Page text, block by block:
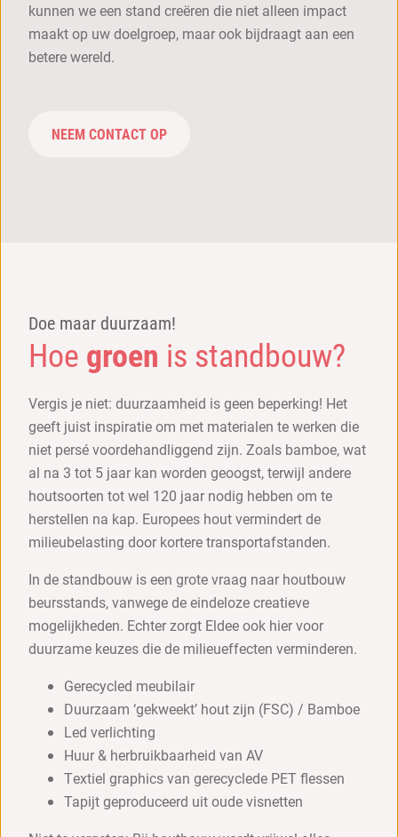
kunnen we een stand creëren die niet alleen impact
maakt op uw doelgroep, maar ook bijdraagt aan een
betere wereld.
NEEM CONTACT OP
Doe maar duurzaam!
Hoe groen is standbouw?
Vergis je niet: duurzaamheid is geen beperking! Het
geeft juist inspiratie om met materialen te werken die
niet persé voordehandliggend zijn. Zoals bamboe, wat
al na 3 tot 5 jaar kan worden geoogst, terwijl andere
houtsoorten tot wel 120 jaar nodig hebben om te
herstellen na kap. Europees hout vermindert de
milieubelasting door kortere transportafstanden.
In de standbouw is een grote vraag naar houtbouw
beursstands, vanwege de eindeloze creatieve
mogelijkheden. Echter zorgt Eldee ook hier voor
duurzame keuzes die de milieueffecten verminderen.
Gerecycled meubilair
Duurzaam ‘gekweekt’ hout zijn (FSC) / Bamboe
Led verlichting
Huur & herbruikbaarheid van AV
Textiel graphics van gerecyclede PET flessen
Tapijt geproduceerd uit oude visnetten